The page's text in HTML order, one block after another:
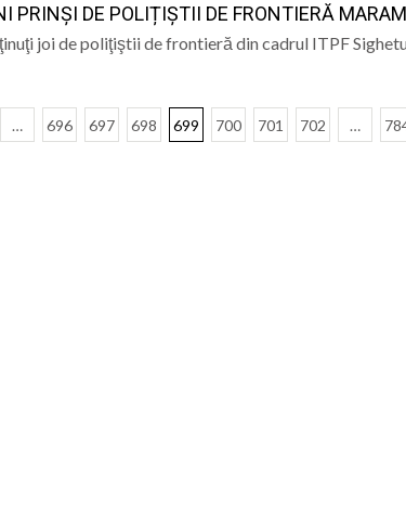
PRINȘI DE POLIȚIȘTII DE FRONTIERĂ
joi de poliţiştii de frontieră din cadrul ITPF
… 696 697 698 699 700 701 702 …